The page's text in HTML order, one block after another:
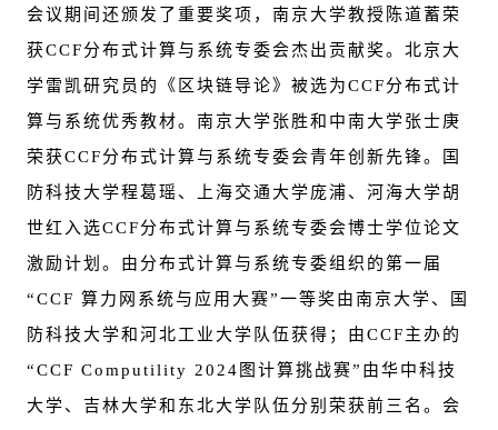
会议期间还颁发了重要奖项，南京大学教授陈道蓄荣
获CCF分布式计算与系统专委会杰出贡献奖。北京大
学雷凯研究员的《区块链导论》被选为CCF分布式计
算与系统优秀教材。南京大学张胜和中南大学张士庚
荣获CCF分布式计算与系统专委会青年创新先锋。国
防科技大学程葛瑶、上海交通大学庞浦、河海大学胡
世红入选CCF分布式计算与系统专委会博士学位论文
激励计划。由分布式计算与系统专委组织的第一届
“CCF 算力网系统与应用大赛”一等奖由南京大学、国
防科技大学和河北工业大学队伍获得；由CCF主办的
“CCF Computility 2024图计算挑战赛”由华中科技
大学、吉林大学和东北大学队伍分别荣获前三名。会